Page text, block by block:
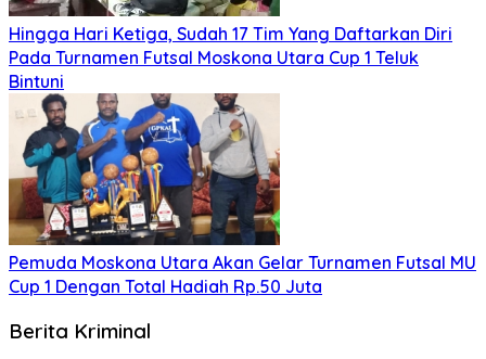
Hingga Hari Ketiga, Sudah 17 Tim Yang Daftarkan Diri
Pada Turnamen Futsal Moskona Utara Cup 1 Teluk
Bintuni
Pemuda Moskona Utara Akan Gelar Turnamen Futsal MU
Cup 1 Dengan Total Hadiah Rp.50 Juta
Berita Kriminal